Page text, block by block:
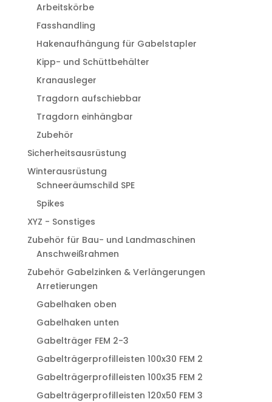
Arbeitskörbe
Fasshandling
Hakenaufhängung für Gabelstapler
Kipp- und Schüttbehälter
Kranausleger
Tragdorn aufschiebbar
Tragdorn einhängbar
Zubehör
Sicherheitsausrüstung
Winterausrüstung
Schneeräumschild SPE
Spikes
XYZ - Sonstiges
Zubehör für Bau- und Landmaschinen
Anschweißrahmen
Zubehör Gabelzinken & Verlängerungen
Arretierungen
Gabelhaken oben
Gabelhaken unten
Gabelträger FEM 2-3
Gabelträgerprofilleisten 100x30 FEM 2
Gabelträgerprofilleisten 100x35 FEM 2
Gabelträgerprofilleisten 120x50 FEM 3